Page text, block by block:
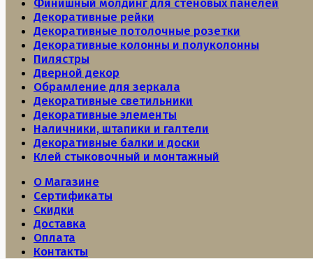
Финишный молдинг для стеновых панелей
Декоративные рейки
Декоративные потолочные розетки
Декоративные колонны и полуколонны
Пилястры
Дверной декор
Обрамление для зеркала
Декоративные светильники
Декоративные элементы
Наличники, штапики и галтели
Декоративные балки и доски
Клей стыковочный и монтажный
О Магазине
Сертификаты
Скидки
Доставка
Оплата
Контакты